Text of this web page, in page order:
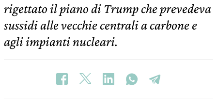
rigettato il piano di Trump che prevedeva
sussidi alle vecchie centrali a carbone e
agli impianti nucleari.